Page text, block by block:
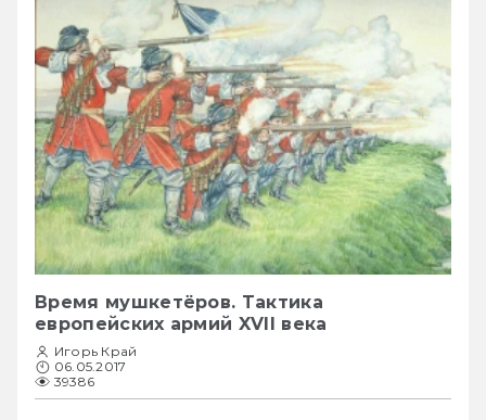
Время мушкетёров. Тактика
европейских армий XVII века
Игорь Край
06.05.2017
39386